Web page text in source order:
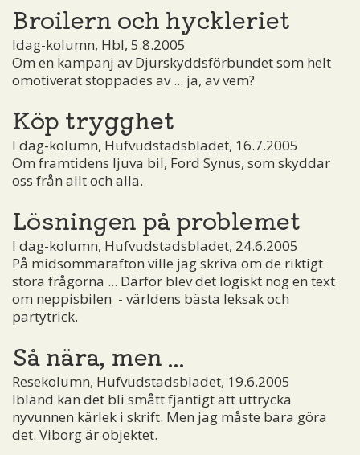
Broilern och hyckleriet
Idag-kolumn, Hbl, 5.8.2005
Om en kampanj av Djurskyddsförbundet som helt
omotiverat stoppades av ... ja, av vem?
Köp trygghet
I dag-kolumn, Hufvudstadsbladet, 16.7.2005
Om framtidens ljuva bil, Ford Synus, som skyddar
oss från allt och alla.
Lösningen på problemet
I dag-kolumn, Hufvudstadsbladet, 24.6.2005
På midsommarafton ville jag skriva om de riktigt
stora frågorna ... Därför blev det logiskt nog en text
om neppisbilen ­ - världens bästa leksak och
partytrick.
Så nära, men ...
Resekolumn, Hufvudstadsbladet, 19.6.2005
Ibland kan det bli smått fjantigt att uttrycka
nyvunnen kärlek i skrift. Men jag måste bara göra
det. Viborg är objektet.